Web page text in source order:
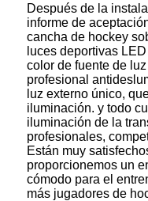
Después de la
informe de
cancha de hockey
luces deportivas
color de fuente de
profesional
luz externo único,
iluminación. y todo
iluminación de la
profesionales,
Están muy
proporcionemos un
cómodo para el
más jugadores de